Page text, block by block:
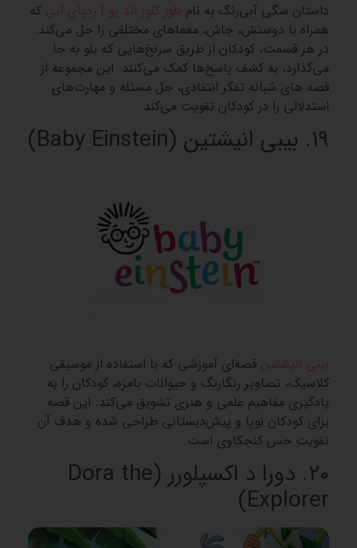
داستان سگی آبی‌رنگ به نام بلوز کلوز اند یو | ردپای آبی که
همراه با دوستش، جاش، معماهای مختلفی را حل می‌کند.
در هر قسمت، کودکان از طریق سرنخ‌هایی که بلو به جا
می‌گذارد، به کشف پاسخ‌ها کمک می‌کنند. این مجموعه از
قصه های شبانه تفکر انتقادی، حل مسئله و مهارت‌های
استدلالی را در کودکان تقویت می‌کند.
19. بیبی انیشتین (Baby Einstein)
بیبی انیشتین قصه‌ای آموزشی که با استفاده از موسیقی
کلاسیک، تصاویر رنگارنگ و حیوانات بامزه، کودکان را به
یادگیری مفاهیم علمی و هنری تشویق می‌کند. این قصه
برای کودکان نوپا و پیش‌دبستانی طراحی شده و هدف آن
تقویت حس کنجکاوی است.
20. دورا د اکسپلورر (Dora the
Explorer)